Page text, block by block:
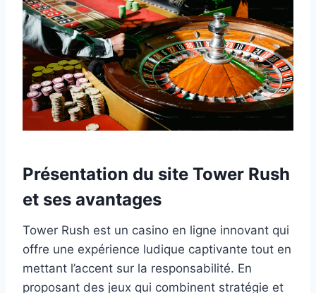
Présentation du site Tower Rush
et ses avantages
Tower Rush est un casino en ligne innovant qui
offre une expérience ludique captivante tout en
mettant l’accent sur la responsabilité. En
proposant des jeux qui combinent stratégie et